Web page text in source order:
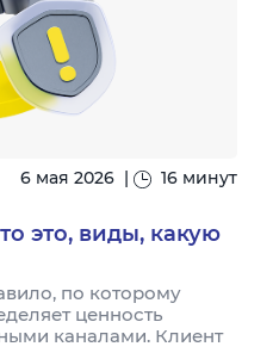
6 мая 2026 | 16 минут
это, виды, какую
по которому
ценность
каналами. Клиент